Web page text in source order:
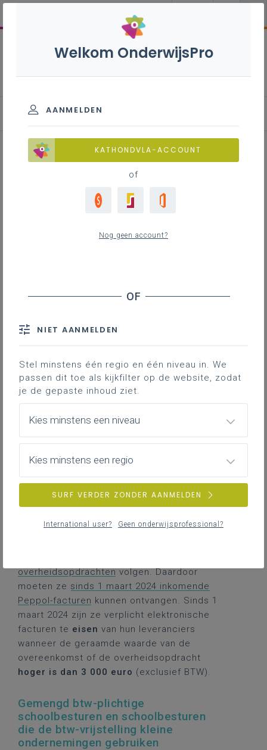
Facturen
E-facturering
Moet je e-facturen vragen aan je
Contact
E-facturen ontvangen van
leveranciers en e-facturen
versturen naar klanten.
Moet je e-facturen vragen
aan je leveranciers?
Alle schoolbesturen moeten in staat zijn om
e-facturen (Peppol) te ontvangen. Doordat
overheidssubsidies werken, worden ze
overheidsopdrachtenvolgen. Daardoor
moeten ze sinds 1 maart 2024 inkomende
Peppol-facturen kunnen ontvangen. Sinds 1
maart 2024 zijn ze verplicht elektronische
facturen te eisen van hun leveranciers
wanneer de geraamde waarde van de
overeenkomst of de overheidsopdracht
hoger is dan 3 000 euro (exclusief BTW).
Gemengd btw-plichtige
schoolbesturen en schoolbesturen
die de btw-vrijstelling kleine
ondernemingen gebruiken
Welkom OnderwijsPro
AANMELDEN
KATHONDVLA-ACCOUNT
of
Nog geen account?
NIET AANMELDEN
Stel minstens één regio en één niveau in. We
passen dit toe als kijkfilter op de website, zodat
je de gepaste inhoud ziet.
Kies minstens een niveau
Kies minstens een regio
SURF VERDER ZONDER AANMELDEN
International user? Geen onderwijsprofessional?